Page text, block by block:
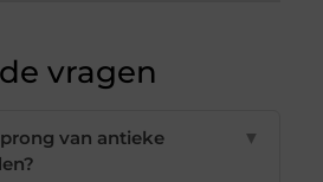
vragen
van antieke
▼